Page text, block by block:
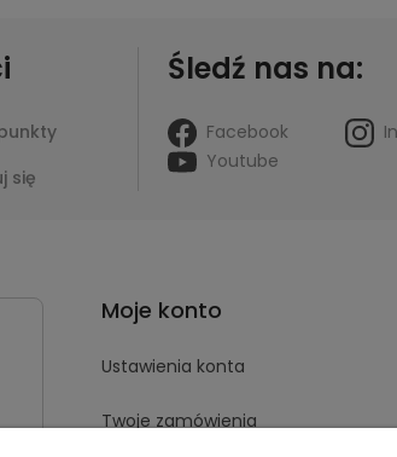
się
Śledź nas na:
Facebook
Youtube
Moje konto
Ustawienia konta
Twoje zamówienia